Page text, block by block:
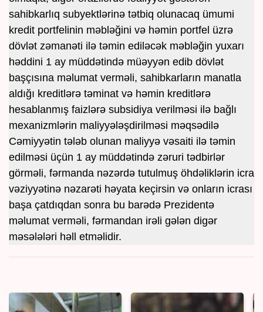
sahibkarlıq subyektlərinə tətbiq olunacaq ümumi
kredit portfelinin məbləğini və həmin portfel üzrə
dövlət zəmanəti ilə təmin ediləcək məbləğin yuxarı
həddini 1 ay müddətində müəyyən edib dövlət
başçısına məlumat verməli, sahibkarların manatla
aldığı kreditlərə təminat və həmin kreditlərə
hesablanmış faizlərə subsidiya verilməsi ilə bağlı
mexanizmlərin maliyyələşdirilməsi məqsədilə
Cəmiyyətin tələb olunan maliyyə vəsaiti ilə təmin
edilməsi üçün 1 ay müddətində zəruri tədbirlər
görməli, fərmanda nəzərdə tutulmuş öhdəliklərin icra
vəziyyətinə nəzarəti həyata keçirsin və onların icrası
başa çatdıqdan sonra bu barədə Prezidentə
məlumat verməli, fərmandan irəli gələn digər
məsələləri həll etməlidir.